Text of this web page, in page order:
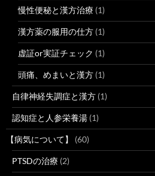
慢性便秘と漢方治療 (1)
漢方薬の服用の仕方 (1)
虚証or実証チェック (1)
頭痛、めまいと漢方 (1)
自律神経失調症と漢方 (1)
認知症と人参栄養湯 (1)
【病気について】 (60)
PTSDの治療 (2)